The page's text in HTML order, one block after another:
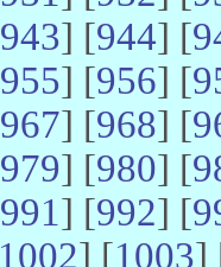
943] [944] [
955] [956] [
967] [968] [
979] [980] [
991] [992] [
1002] [1003]